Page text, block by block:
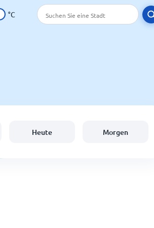
°C
Heute Morgen